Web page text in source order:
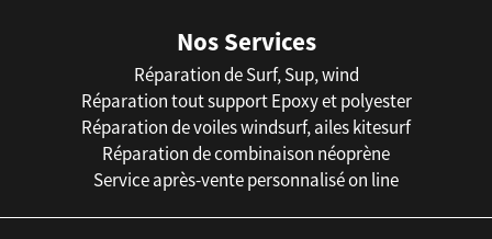
Nos Services
Réparation de Surf, Sup, wind
Réparation tout support Epoxy et polyester
Réparation de voiles windsurf, ailes kitesurf
Réparation de combinaison néoprène
Service après-vente personnalisé on line